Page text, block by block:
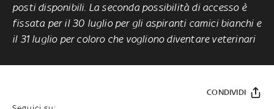
posti disponibili. La seconda possibilità di accesso è
fissata per il 30 luglio per gli aspiranti camici bianchi e
il 31 luglio per coloro che vogliono diventare veterinari
CONDIVIDI